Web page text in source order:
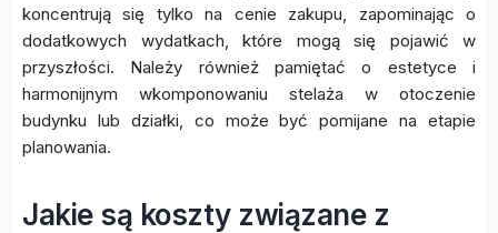
koncentrują się tylko na cenie zakupu, zapominając o
dodatkowych wydatkach, które mogą się pojawić w
przyszłości. Należy również pamiętać o estetyce i
harmonijnym wkomponowaniu stelaża w otoczenie
budynku lub działki, co może być pomijane na etapie
planowania.
Jakie są koszty związane z